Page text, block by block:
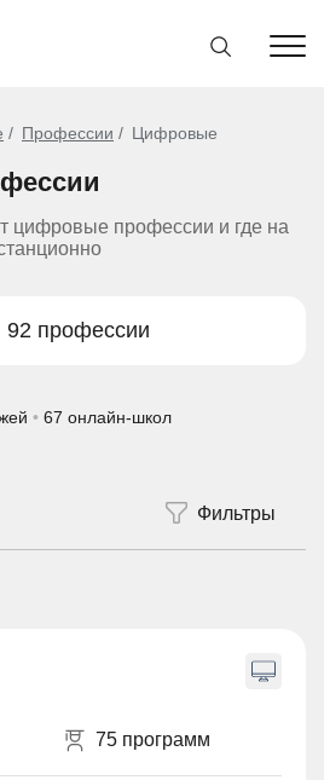
Профессии Цифровые
цифровые профессии и где на
92 профессии
• 67 онлайн-школ
75 программ